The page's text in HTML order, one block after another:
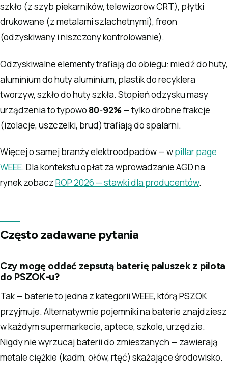
szkło (z szyb piekarników, telewizorów CRT), płytki
drukowane (z metalami szlachetnymi), freon
(odzyskiwany i niszczony kontrolowanie).
Odzyskiwalne elementy trafiają do obiegu: miedź do huty,
aluminium do huty aluminium, plastik do recyklera
tworzyw, szkło do huty szkła. Stopień odzysku masy
urządzenia to typowo 80-92%— tylko drobne frakcje
(izolacje, uszczelki, brud) trafiają do spalarni.
Więcej o samej branży elektroodpadów — wpillar page
WEEE. Dla kontekstu opłat za wprowadzanie AGD na
rynek zobaczROP 2026 — stawki dla producentów.
Często zadawane pytania
Czy mogę oddać zepsutą baterię paluszek z pilota
do PSZOK-u?
Tak — baterie to jedna z kategorii WEEE, którą PSZOK
przyjmuje. Alternatywnie pojemniki na baterie znajdziesz
w każdym supermarkecie, aptece, szkole, urzędzie.
Nigdy nie wyrzucaj baterii do zmieszanych — zawierają
metale ciężkie (kadm, ołów, rtęć) skażające środowisko.